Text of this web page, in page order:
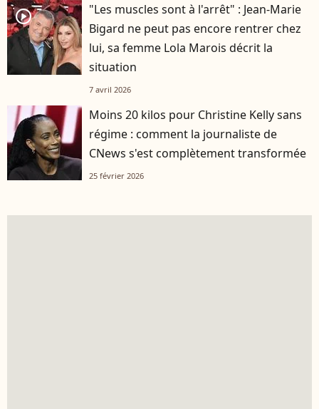
player2
"Les muscles sont à l'arrêt" : Jean-Marie
Bigard ne peut pas encore rentrer chez
lui, sa femme Lola Marois décrit la
situation
7 avril 2026
Moins 20 kilos pour Christine Kelly sans
régime : comment la journaliste de
CNews s'est complètement transformée
25 février 2026